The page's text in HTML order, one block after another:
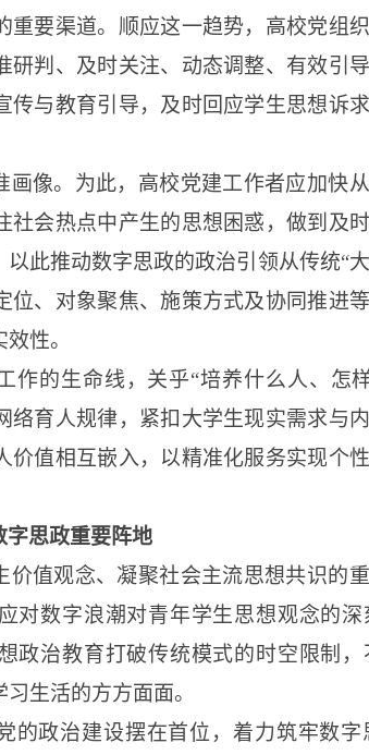
重要渠道。顺应这一趋势，高校党组
研判、及时关注、动态调整、有效引
传与教育引导，及时回应学生思想诉
画像。为此，高校党建工作者应加快
社会热点中产生的思想困惑，做到及
此推动数字思政的政治引领从传统“
位、对象聚焦、施策方式及协同推进
性。
作的生命线，关乎“培养什么人、怎
络育人规律，紧扣大学生现实需求与
价值相互嵌入，以精准化服务实现个
字思政重要阵地
价值观念、凝聚社会主流思想共识的
对数字浪潮对青年学生思想观念的
政治教育打破传统模式的时空限制
生活的方方面面。
的政治建设摆在首位，着力筑牢数